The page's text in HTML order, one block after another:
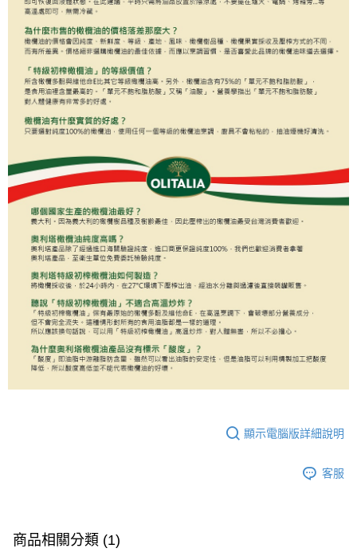
顯示電腦版詳細說明
客服
商品相關分類 (1)